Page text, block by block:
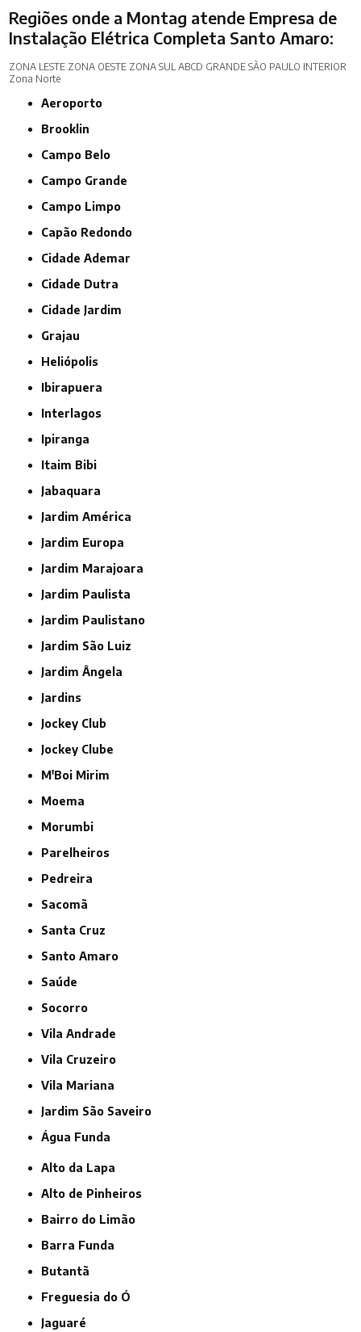
Regiões onde a Montag atende Empresa de
Instalação Elétrica Completa Santo Amaro:
ZONA LESTE ZONA OESTE ZONA SUL ABCD GRANDE SÃO PAULO INTERIOR
Zona Norte
Aeroporto
Brooklin
Campo Belo
Campo Grande
Campo Limpo
Capão Redondo
Cidade Ademar
Cidade Dutra
Cidade Jardim
Grajau
Heliópolis
Ibirapuera
Interlagos
Ipiranga
Itaim Bibi
Jabaquara
Jardim América
Jardim Europa
Jardim Marajoara
Jardim Paulista
Jardim Paulistano
Jardim São Luiz
Jardim Ângela
Jardins
Jockey Club
Jockey Clube
M'Boi Mirim
Moema
Morumbi
Parelheiros
Pedreira
Sacomã
Santa Cruz
Santo Amaro
Saúde
Socorro
Vila Andrade
Vila Cruzeiro
Vila Mariana
jardim São Saveiro
Água Funda
Alto da Lapa
Alto de Pinheiros
Bairro do Limão
Barra Funda
Butantã
Freguesia do Ó
Jaguaré